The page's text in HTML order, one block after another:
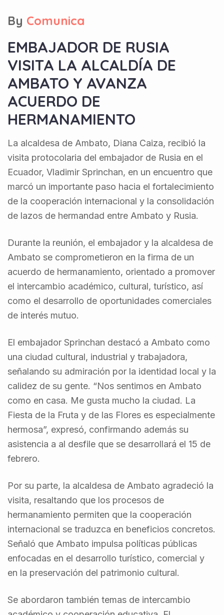
By Comunica
EMBAJADOR DE RUSIA
VISITA LA ALCALDÍA DE
AMBATO Y AVANZA
ACUERDO DE
HERMANAMIENTO
La alcaldesa de Ambato, Diana Caiza, recibió la
visita protocolaria del embajador de Rusia en el
Ecuador, Vladimir Sprinchan, en un encuentro que
marcó un importante paso hacia el fortalecimiento
de la cooperación internacional y la consolidación
de lazos de hermandad entre Ambato y Rusia.
Durante la reunión, el embajador y la alcaldesa de
Ambato se comprometieron en la firma de un
acuerdo de hermanamiento, orientado a promover
el intercambio académico, cultural, turístico, así
como el desarrollo de oportunidades comerciales
de interés mutuo.
El embajador Sprinchan destacó a Ambato como
una ciudad cultural, industrial y trabajadora,
señalando su admiración por la identidad local y la
calidez de su gente. “Nos sentimos en Ambato
como en casa. Me gusta mucho la ciudad. La
Fiesta de la Fruta y de las Flores es especialmente
hermosa”, expresó, confirmando además su
asistencia a al desfile que se desarrollará el 15 de
febrero.
Por su parte, la alcaldesa de Ambato agradeció la
visita, resaltando que los procesos de
hermanamiento permiten que la cooperación
internacional se traduzca en beneficios concretos.
Señaló que Ambato impulsa políticas públicas
enfocadas en el desarrollo turístico, comercial y
en la preservación del patrimonio cultural.
Se abordaron también temas de intercambio